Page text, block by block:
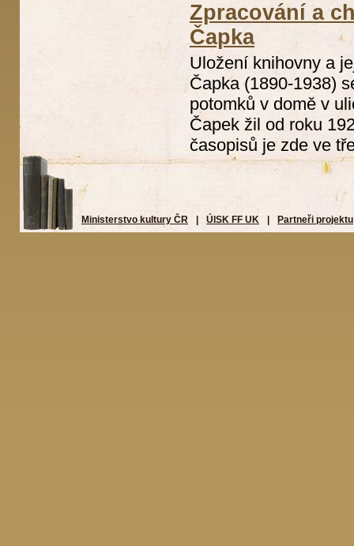
Zpracování a
Čapka
Uložení knihovny a
Čapka (1890-1938)
potomků v domě v
Čapek žil od roku
časopisů je zde ve
Ministerstvo kultury ČR ÚISK FF UK Partneři projektu